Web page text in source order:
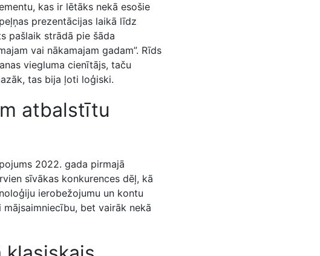
kas ir lētāks nekā esošie
prezentācijas laikā līdz
pašlaik strādā pie šāda
vai nākamajam gadam”. Rīds
viegluma cienītājs, taču
tas bija ļoti loģiski.
atbalstītu
2022. gada pirmajā
sīvākas konkurences dēļ, kā
ierobežojumu un kontu
bet vairāk nekā